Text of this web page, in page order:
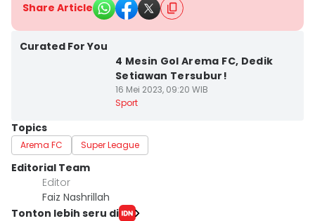
Share Article
Curated For You
4 Mesin Gol Arema FC, Dedik
Setiawan Tersubur!
16 Mei 2023, 09:20 WIB
Sport
Topics
Arema FC Super League
Editorial Team
Editor
Faiz Nashrillah
Tonton lebih seru di